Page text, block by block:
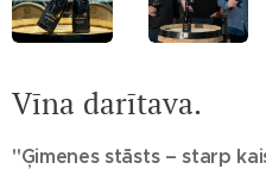
Vīna darītava.
"Ģimenes stāsts – starp